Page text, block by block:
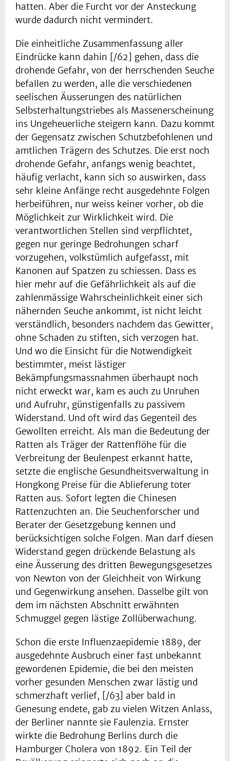
hatten. Aber die Furcht vor der Ansteckung
wurde dadurch nicht vermindert.
Die einheitliche Zusammenfassung aller
Eindrücke kann dahin [/62] gehen, dass die
drohende Gefahr, von der herrschenden Seuche
befallen zu werden, alle die verschiedenen
seelischen Äusserungen des natürlichen
Selbsterhaltungstriebes als Massenerscheinung
ins Ungeheuerliche steigern kann. Dazu kommt
der Gegensatz zwischen Schutzbefohlenen und
amtlichen Trägern des Schutzes. Die erst noch
drohende Gefahr, anfangs wenig beachtet,
häufig verlacht, kann sich so auswirken, dass
sehr kleine Anfänge recht ausgedehnte Folgen
herbeiführen, nur weiss keiner vorher, ob die
Möglichkeit zur Wirklichkeit wird. Die
verantwortlichen Stellen sind verpflichtet,
gegen nur geringe Bedrohungen scharf
vorzugehen, volkstümlich aufgefasst, mit
Kanonen auf Spatzen zu schiessen. Dass es
hier mehr auf die Gefährlichkeit als auf die
zahlenmässige Wahrscheinlichkeit einer sich
nähernden Seuche ankommt, ist nicht leicht
verständlich, besonders nachdem das Gewitter,
ohne Schaden zu stiften, sich verzogen hat.
Und wo die Einsicht für die Notwendigkeit
bestimmter, meist lästiger
Bekämpfungsmassnahmen überhaupt noch
nicht erweckt war, kam es auch zu Unruhen
und Aufruhr, günstigenfalls zu passivem
Widerstand. Und oft wird das Gegenteil des
Gewollten erreicht. Als man die Bedeutung der
Ratten als Träger der Rattenflöhe für die
Verbreitung der Beulenpest erkannt hatte,
setzte die englische Gesundheitsverwaltung in
Hongkong Preise für die Ablieferung toter
Ratten aus. Sofort legten die Chinesen
Rattenzuchten an. Die Seuchenforscher und
Berater der Gesetzgebung kennen und
berücksichtigen solche Folgen. Man darf diesen
Widerstand gegen drückende Belastung als
eine Äusserung des dritten Bewegungsgesetzes
von Newton von der Gleichheit von Wirkung
und Gegenwirkung ansehen. Dasselbe gilt von
dem im nächsten Abschnitt erwähnten
Schmuggel gegen lästige Zollüberwachung.
Schon die erste Influenzaepidemie 1889, der
ausgedehnte Ausbruch einer fast unbekannt
gewordenen Epidemie, die bei den meisten
vorher gesunden Menschen zwar lästig und
schmerzhaft verlief, [/63] aber bald in
Genesung endete, gab zu vielen Witzen Anlass,
der Berliner nannte sie Faulenzia. Ernster
wirkte die Bedrohung Berlins durch die
Hamburger Cholera von 1892. Ein Teil der